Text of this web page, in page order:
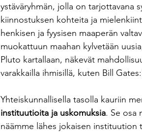
ystäväryhmän, jolla on tarjottavana
kiinnostuksen kohteita ja
henkisen ja fyysisen maaperän
muokattuun maahan kylvetään
Pluto kartallaan, näkevät
varakkailla ihmisillä, kuten Bill
Yhteiskunnallisella tasolla kauriin
instituutioita ja uskomuksia. Se osa
näämme lähes jokaisen instituution